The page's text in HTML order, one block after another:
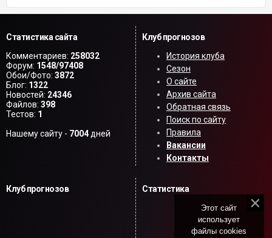
Статистика сайта
Комментариев: 258032
Форум: 1548/97408
Обои/Фото: 3872
Блог: 1322
Новостей: 24346
Файлов: 398
Тестов: 1
Нашему сайту - 7004 дней
Клуб прогнозов
История клуба
Сезон
О сайте
Архив сайта
Обратная связь
Поиск по сайту
Правила
Вакансии
Контакты
Клуб прогнозов Статистика
Этот сайт
использует
файлы cookies